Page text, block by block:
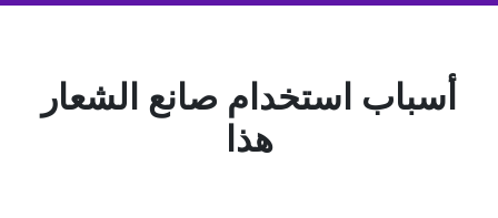
أسباب استخدام صانع الشعار
هذا